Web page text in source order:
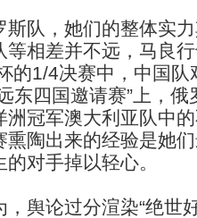
，她们的整体实力
等相差并不远，马良
的1/4决赛中，中国
东四国邀请赛”上，
洲冠军澳大利亚队中
熏陶出来的经验是她
对手掉以轻心。
论过分渲染“绝世